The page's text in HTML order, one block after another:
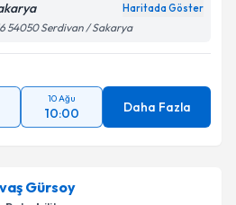
işlenmesine ilişkinAydınlatma
ve kişisel verilerimin belirtilen
kabul ediyorum.
Talebini Gönder
Haritada Göster
54050 Serdivan / Sakarya
10 Ağu
10:00 Daha Fazla
Gürsoy